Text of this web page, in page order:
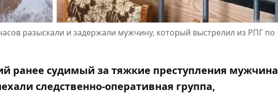
разыскали и задержали мужчину, который выстрелил из РПГ по
ранее судимый за тяжкие преступления мужчина
следственно-оперативная группа,